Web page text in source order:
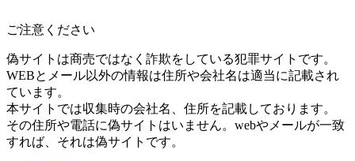
ご注意ください
偽サイトは商売ではなく詐欺をしている犯罪サイトです。
WEBとメール以外の情報は住所や会社名は適当に記載され
ています。
本サイトでは収集時の会社名、住所を記載しております。
その住所や電話に偽サイトはいません。webやメールが一致
すれば、それは偽サイトです。